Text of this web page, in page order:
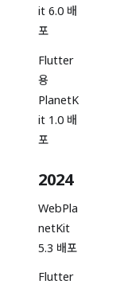
it 6.0 배
포
Flutter
용
PlanetK
it 1.0 배
포
2024
WebPla
netKit
5.3 배포
Flutter